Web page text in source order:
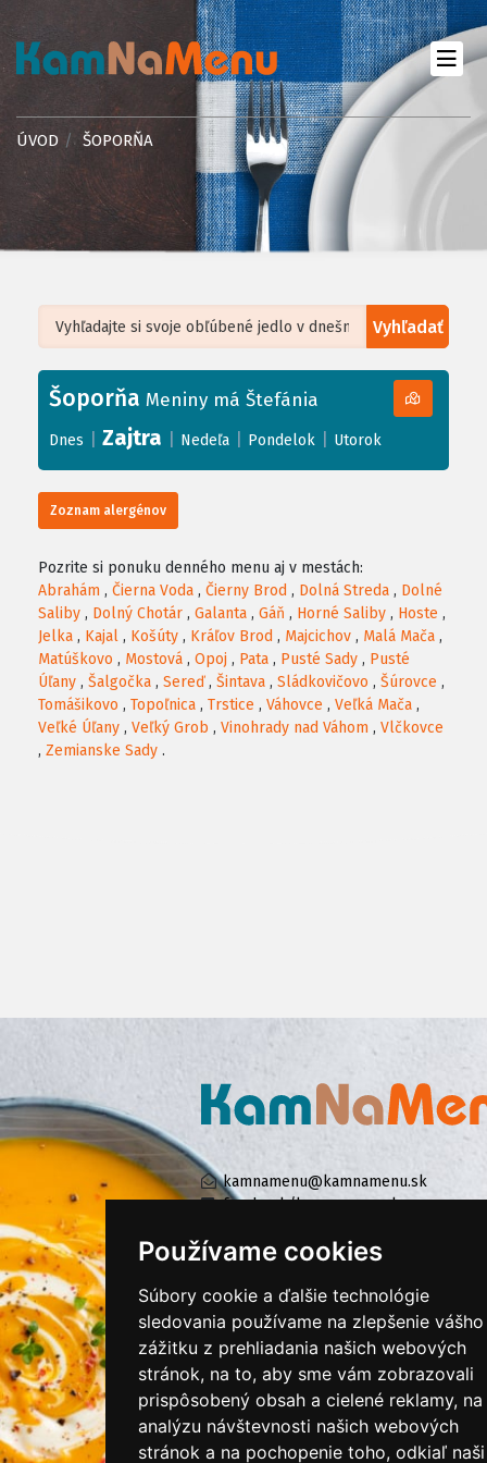
Používame cookies
Súbory cookie a ďalšie technológie
sledovania používame na zlepšenie vášho
zážitku z prehliadania našich webových
stránok, na to, aby sme vám zobrazovali
prispôsobený obsah a cielené reklamy, na
analýzu návštevnosti našich webových
stránok a na pochopenie toho, odkiaľ naši
ÚVOD ŠOPORŇA
Vyhľadať
+
−
Leaflet| ©OpenStreetMap, Tiles courtesy ofHumanitarian OpenStreetMap
Šoporňa Meniny má Štefánia
Dnes Zajtra Nedeľa Pondelok Utorok
Zoznam alergénov
Pozrite si ponuku denného menu aj v mestách:
Abrahám , Čierna Voda , Čierny Brod , Dolná Streda , Dolné
Saliby , Dolný Chotár , Galanta , Gáň , Horné Saliby , Hoste ,
Jelka , Kajal , Košúty , Kráľov Brod , Majcichov , Malá Mača ,
Matúškovo , Mostová , Opoj , Pata , Pusté Sady , Pusté
Úľany , Šalgočka , Sereď, Šintava , Sládkovičovo , Šúrovce ,
Tomášikovo , Topoľnica , Trstice , Váhovce , Veľká Mača ,
Veľké Úľany , Veľký Grob , Vinohrady nad Váhom , Vlčkovce
, Zemianske Sady .
kamnamenu@kamnamenu.sk
facebook/kamnamenu.sk
PRIHLÁSIŤ SA DO ZÁKAZNÍCKEJ ZÓNY
Všeobecné obchodné podmienky